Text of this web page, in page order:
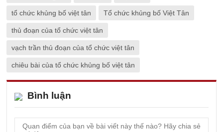
tổ chức khủng bố việt tân Tổ chức khủng bố Việt Tân
thủ đoạn của tổ chức việt tân
vạch trần thủ đoạn của tổ chức việt tân
chiêu bài của tổ chức khủng bố việt tân
Bình luận